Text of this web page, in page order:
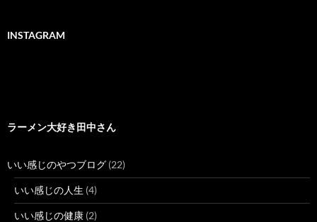
INSTAGRAM
ラーメン大好き田中さん
いい感じのやつブログ (22)
いい感じの人生 (4)
いい感じの健康 (2)